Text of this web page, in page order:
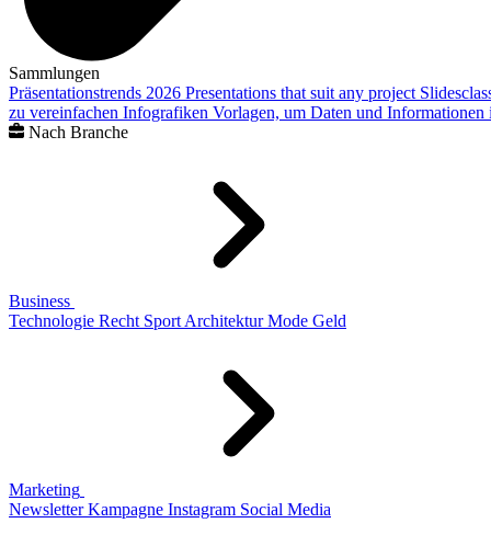
Sammlungen
Präsentationstrends 2026 Presentations that suit any project
zu vereinfachen Infografiken Vorlagen, um Daten und
Nach Branche
Business
Technologie Recht Sport Architektur Mode Geld
Marketing
Newsletter Kampagne Instagram Social Media